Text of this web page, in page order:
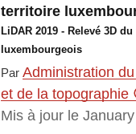
territoire
LiDAR 2019 - Relevé 3D
luxembourgeois
Par Administration
et de la topographie
Mis à jour le